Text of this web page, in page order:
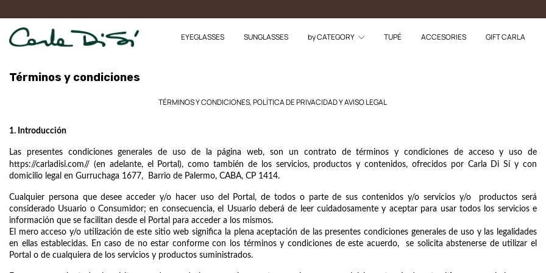
EYEGLASSES SUNGLASSES by CATEGORY TUPÉ ACCESORIES GIFT CARLA
Términos y condiciones
TÉRMINOS Y CONDICIONES, POLÍTICA DE PRIVACIDAD Y AVISO LEGAL
1. Introducción
Las presentes condiciones generales de uso de la página web, son un contrato de términos y condiciones de acceso y uso de
https://carladisi.com// (en adelante, el Portal), como también de los servicios, productos y contenidos, ofrecidos por Carla Di Sí y con
domicilio legal en Gurruchaga 1677,  Barrio de Palermo, CABA, CP 1414.
Cualquier persona que desee acceder y/o hacer uso del Portal, de todos o parte de sus contenidos y/o servicios y/o  productos será
considerado Usuario o Consumidor; en consecuencia, el Usuario deberá de leer cuidadosamente y aceptar para usar todos los servicios e
información que se facilitan desde el Portal para acceder a los mismos.
El mero acceso y/o utilización de este sitio web significa la plena aceptación de las presentes condiciones generales de uso y las legalidades
en ellas establecidas. En caso de no estar conforme con los términos y condiciones de este acuerdo,  se solicita abstenerse de utilizar el
Portal o de cualquiera de los servicios y productos suministrados.